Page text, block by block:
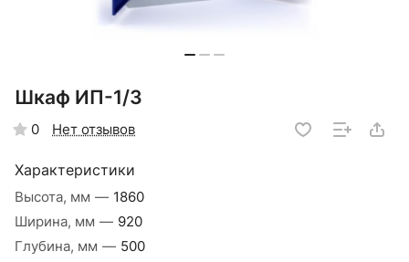
Шкаф ИП-1/3
0 Нет отзывов
Характеристики
Высота, мм — 1860
Ширина, мм — 920
Глубина, мм — 500